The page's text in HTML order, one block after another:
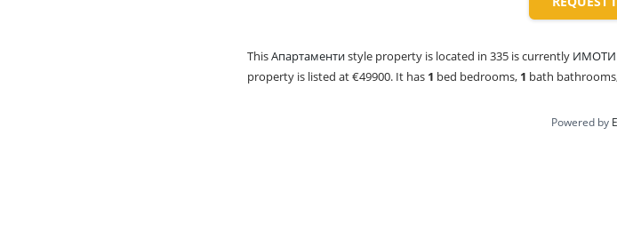
ThisАпартаментиstyle property is located in 335 is currently ИМОТИ
property is listed at €49900. It has 1 bed bedrooms, 1 bath
Powered by